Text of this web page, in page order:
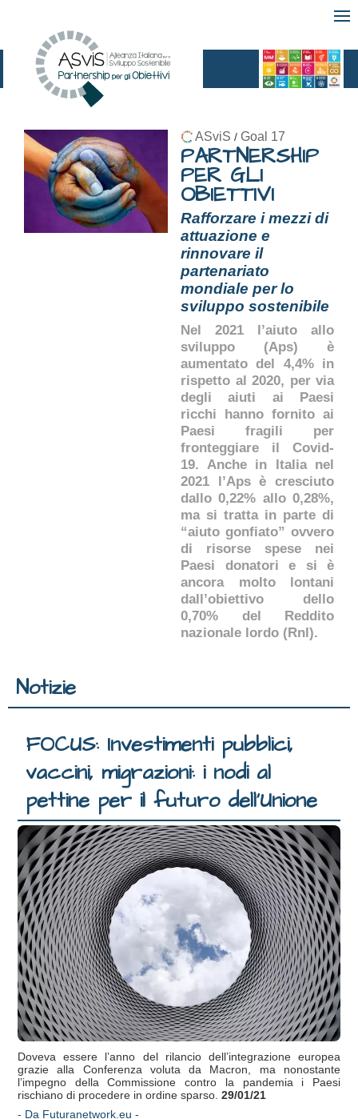
ASviS / Goal 17
PARTNERSHIP
PER GLI
OBIETTIVI
Rafforzare i mezzi di
attuazione e
rinnovare il
partenariato
mondiale per lo
sviluppo sostenibile
Nel 2021 l’aiuto allo
sviluppo (Aps) è
aumentato del 4,4% in
rispetto al 2020, per via
degli aiuti ai Paesi
ricchi hanno fornito ai
Paesi fragili per
fronteggiare il Covid-
19. Anche in Italia nel
2021 l’Aps è cresciuto
dallo 0,22% allo 0,28%,
ma si tratta in parte di
“aiuto gonfiato” ovvero
di risorse spese nei
Paesi donatori e si è
ancora molto lontani
dall’obiettivo dello
0,70% del Reddito
nazionale lordo (Rnl).
Notizie
FOCUS: Investimenti pubblici,
vaccini, migrazioni: i nodi al
pettine per il futuro dell’Unione
Doveva essere l’anno del rilancio dell’integrazione europea
grazie alla Conferenza voluta da Macron, ma nonostante
l’impegno della Commissione contro la pandemia i Paesi
rischiano di procedere in ordine sparso. 29/01/21
- Da Futuranetwork.eu -